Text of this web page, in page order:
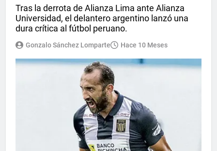
Tras la derrota de Alianza Lima ante Alianza
Universidad, el delantero argentino lanzó una
dura crítica al fútbol peruano.
Gonzalo Sánchez Lomparte Hace 10 Meses